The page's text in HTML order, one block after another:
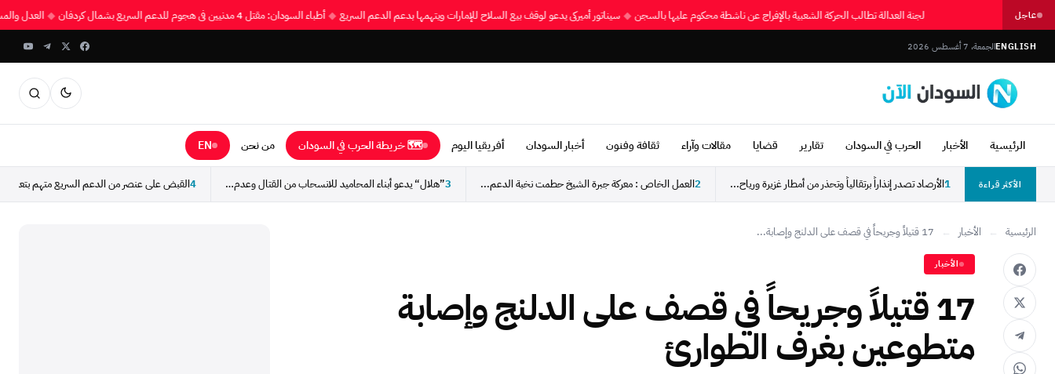
عاجل لجنة العدالة تطالب الحركة الشعبية بالإفراج عن ناشطة محكوم عليها بالسجن ◆ سيناتور أميركي يدعو لوقف بيع السلاح للإمارات ويتهمها بدعم الدعم السريع ◆ أطباء السودان: مقتل 4 مدنيين في هجوم للدعم السريع بشمال كردفان ◆ العدل
ENGLISHالجمعة، 7 أغسطس 2026
الرئيسية الأخبار الحرب في السودان تقارير قضايا مقالات وآراء ثقافة وفنون أخبار السودان أفريقيا اليوم 🗺 خريطة الحرب في السودان من نحن EN
الأكثر قراءة 1الأرصاد تصدر إنذاراً برتقالياً وتحذر من أمطار غزيرة ورياح... 2العمل الخاص : معركة جبرة الشيخ حطمت نخبة الدعم... 3 ”هلال“ يدعو أبناء المحاميد للانسحاب من القتال وعدم الاستجابة... 4القبض على عنصر من الدعم السريع متهم
الرئيسية ← الأخبار ← 17 قتيلاً وجريحاً في قصف على الدلنج وإصابة...
الأخبار
17 قتيلاً وجريحاً في قصف على الدلنج وإصابة
متطوعين بغرف الطوارئ